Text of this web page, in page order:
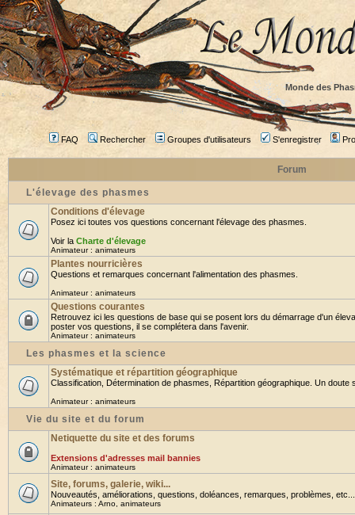
Monde des
FAQ Rechercher Groupes d'utilisateurs S'enregistrer
Forum
L'élevage des phasmes
Conditions d'élevage
Posez ici toutes vos questions concernant l'élevage des phasmes.
Voir la Charte d'élevage
Animateur : animateurs
Plantes nourricières
Questions et remarques concernant l'alimentation des phasmes.
Animateur : animateurs
Questions courantes
Retrouvez ici les questions de base qui se posent lors du démarrage d'un
poster vos questions, il se complétera dans l'avenir.
Animateur : animateurs
Les phasmes et la science
Systématique et répartition géographique
Classification, Détermination de phasmes, Répartition géographique. Un doute
Animateur : animateurs
Vie du site et du forum
Netiquette du site et des forums
Extensions d'adresses mail bannies
Animateur : animateurs
Site, forums, galerie, wiki...
Nouveautés, améliorations, questions, doléances, remarques, problèmes,
Animateurs : Arno animateurs